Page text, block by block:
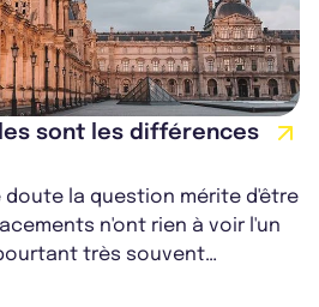
sont les différences
doute la question mérite d'être
n'ont rien à voir l'un
très souvent